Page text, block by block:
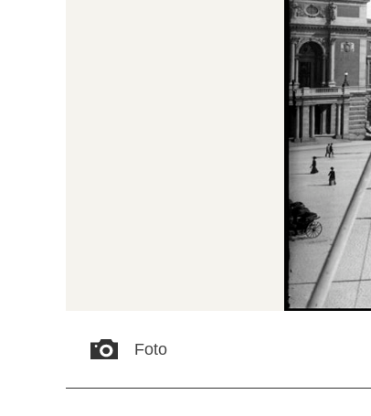
Foto